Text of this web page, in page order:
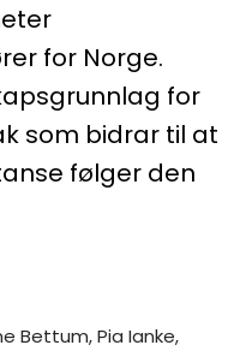
for Norge.
for
som bidrar til at
følger den
Bettum, Pia Ianke,